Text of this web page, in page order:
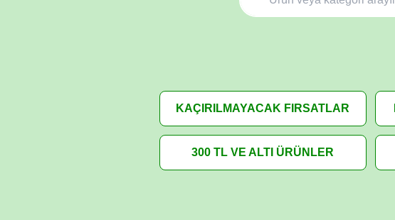
KAÇIRILMAYACAK FIRSATLAR
300 TL VE ALTI ÜRÜNLER